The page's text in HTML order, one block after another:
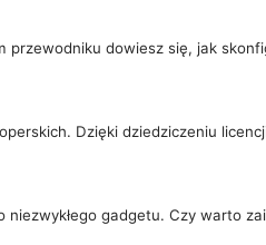
dowiesz się, jak
Dzięki dziedziczeniu
gadgetu. Czy warto